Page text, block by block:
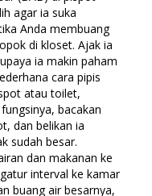
agar ia suka
Anda membuang
di kloset. Ajak ia
ia makin paham
cara pipis
atau toilet,
bacakan
dan belikan ia
sudah besar.
dan makanan ke
interval ke kamar
buang air besarnya,